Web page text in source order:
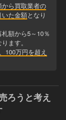
ら買取業者の
た金額となり
額から5～10％
ます。
100万円を超え
ろうと考え